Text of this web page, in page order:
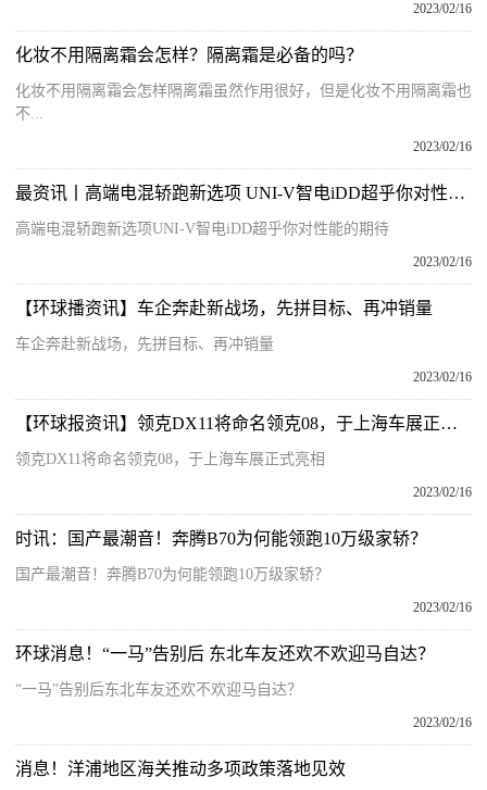
2023/02/16
化妆不用隔离霜会怎样？隔离霜是必备的吗？
化妆不用隔离霜会怎样隔离霜虽然作用很好，但是化妆不用隔离霜也
不...
2023/02/16
最资讯丨高端电混轿跑新选项 UNI-V智电iDD超乎你对性能的期待
高端电混轿跑新选项UNI-V智电iDD超乎你对性能的期待
2023/02/16
【环球播资讯】车企奔赴新战场，先拼目标、再冲销量
车企奔赴新战场，先拼目标、再冲销量
2023/02/16
【环球报资讯】领克DX11将命名领克08，于上海车展正式亮相
领克DX11将命名领克08，于上海车展正式亮相
2023/02/16
时讯：国产最潮音！奔腾B70为何能领跑10万级家轿？
国产最潮音！奔腾B70为何能领跑10万级家轿？
2023/02/16
环球消息！“一马”告别后 东北车友还欢不欢迎马自达？
“一马”告别后东北车友还欢不欢迎马自达？
2023/02/16
消息！洋浦地区海关推动多项政策落地见效